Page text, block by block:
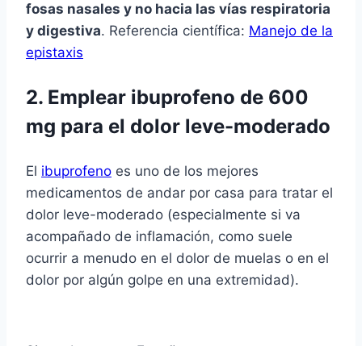
fosas nasales y no hacia las ví­as respiratoria
y digestiva. Referencia cientí­fica: Manejo de la
epistaxis
2. Emplear ibuprofeno de 600
mg para el dolor leve-moderado
El ibuprofeno es uno de los mejores
medicamentos de andar por casa para tratar el
dolor leve-moderado (especialmente si va
acompañado de inflamación, como suele
ocurrir a menudo en el dolor de muelas o en el
dolor por algún golpe en una extremidad).